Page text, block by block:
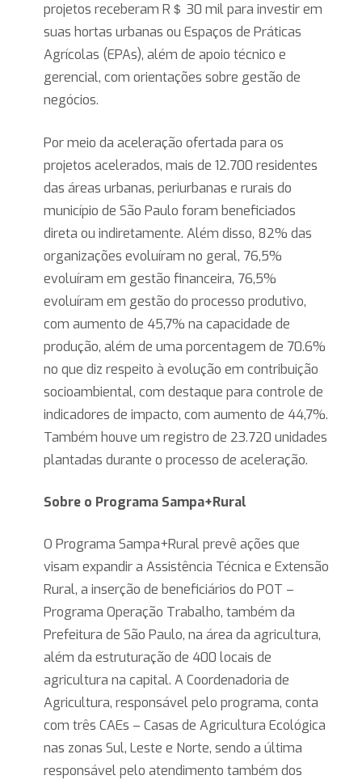
projetos receberam R＄ 30 mil para investir em
suas hortas urbanas ou Espaços de Práticas
Agrícolas (EPAs), além de apoio técnico e
gerencial, com orientações sobre gestão de
negócios.
Por meio da aceleração ofertada para os
projetos acelerados, mais de 12.700 residentes
das áreas urbanas, periurbanas e rurais do
município de São Paulo foram beneficiados
direta ou indiretamente. Além disso, 82% das
organizações evoluíram no geral, 76,5%
evoluíram em gestão financeira, 76,5%
evoluíram em gestão do processo produtivo,
com aumento de 45,7% na capacidade de
produção, além de uma porcentagem de 70.6%
no que diz respeito à evolução em contribuição
socioambiental, com destaque para controle de
indicadores de impacto, com aumento de 44,7%.
Também houve um registro de 23.720 unidades
plantadas durante o processo de aceleração.
Sobre o Programa Sampa+Rural
O Programa Sampa+Rural prevê ações que
visam expandir a Assistência Técnica e Extensão
Rural, a inserção de beneficiários do POT –
Programa Operação Trabalho, também da
Prefeitura de São Paulo, na área da agricultura,
além da estruturação de 400 locais de
agricultura na capital. A Coordenadoria de
Agricultura, responsável pelo programa, conta
com três CAEs – Casas de Agricultura Ecológica
nas zonas Sul, Leste e Norte, sendo a última
responsável pelo atendimento também dos